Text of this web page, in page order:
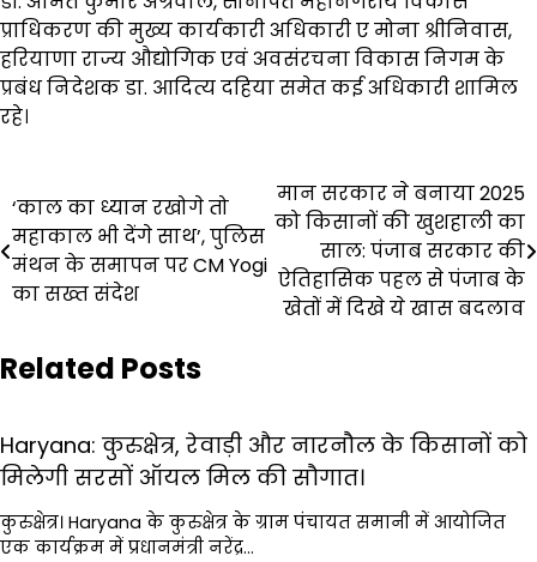
प्राधिकरण की मुख्य कार्यकारी अधिकारी ए मोना श्रीनिवास,
हरियाणा राज्य औद्योगिक एवं अवसंरचना विकास निगम के
प्रबंध निदेशक डा. आदित्य दहिया समेत कई अधिकारी शामिल
रहे।
Post
navigation
‘काल का ध्यान रखोगे तो
महाकाल भी देंगे साथ’, पुलिस
मंथन के समापन पर CM Yogi
का सख्त संदेश
मान सरकार ने बनाया 2025
को किसानों की खुशहाली का
साल: पंजाब सरकार की
ऐतिहासिक पहल से पंजाब के
खेतों में दिखे ये खास बदलाव
Related Posts
Haryana: कुरुक्षेत्र, रेवाड़ी और नारनौल के किसानों को
मिलेगी सरसों ऑयल मिल की सौगात।
कुरुक्षेत्र। Haryana के कुरुक्षेत्र के ग्राम पंचायत समानी में आयोजित
एक कार्यक्रम में प्रधानमंत्री नरेंद्र…